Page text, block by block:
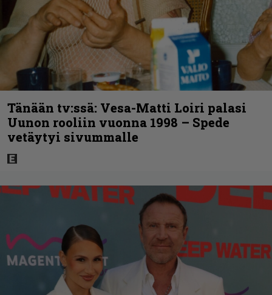
Tänään tv:ssä: Vesa-Matti Loiri palasi
Uunon rooliin vuonna 1998 – Spede
vetäytyi sivummalle